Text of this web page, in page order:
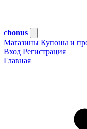
cbonus
Магазины Купоны и
Вход Регистрация
Главная